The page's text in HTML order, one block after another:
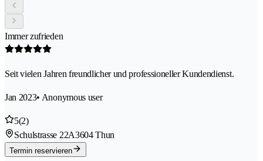
Immer zufrieden
Seit vielen Jahren freundlicher und professioneller Kundendienst.
Jan 2023• Anonymous user
5(2)
Schulstrasse 22A3604 Thun
Termin reservieren